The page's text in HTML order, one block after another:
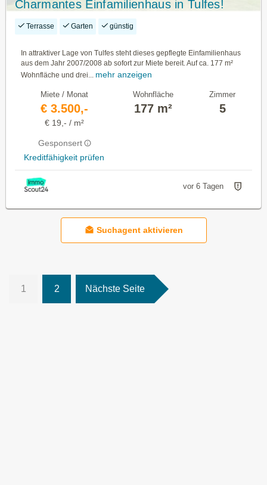
Charmantes Einfamilienhaus in Tulfes!
Terrasse Garten günstig
In attraktiver Lage von Tulfes steht dieses gepflegte Einfamilienhaus
aus dem Jahr 2007/2008 ab sofort zur Miete bereit. Auf ca. 177 m²
Wohnfläche und drei...
mehr anzeigen
Miete / Monat
€ 3.500,-
€ 19,- / m²
Gesponsert
Kreditfähigkeit prüfen
Wohnfläche
177 m²
Zimmer
5
vor 6 Tagen
Suchagent aktivieren
1 2 Nächste Seite